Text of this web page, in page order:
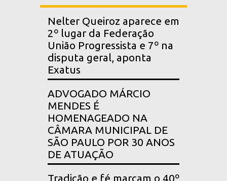
Nelter Queiroz aparece em
2º lugar da Federação
União Progressista e 7º na
disputa geral, aponta
Exatus
ADVOGADO MÁRCIO
MENDES É
HOMENAGEADO NA
CÂMARA MUNICIPAL DE
SÃO PAULO POR 30 ANOS
DE ATUAÇÃO
Tradição e fé marcam o 40º